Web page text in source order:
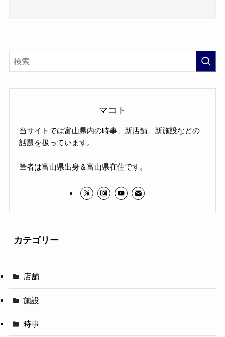
マコト
当サイトでは富山県内の時事、新店舗、新施設などの
話題を扱っています。
筆者は富山県出身＆富山県在住です。
カテゴリー
店舗
施設
時事